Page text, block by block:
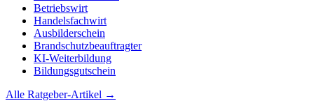
Betriebswirt
Handelsfachwirt
Ausbilderschein
Brandschutzbeauftragter
KI-Weiterbildung
Bildungsgutschein
Alle Ratgeber-Artikel →